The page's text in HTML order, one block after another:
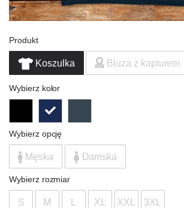
Produkt
Koszulka Bluza z kapturem
Wybierz kolor
Wybierz opcję
Męska Damska
Wybierz rozmiar
S M XL XXL 3XL